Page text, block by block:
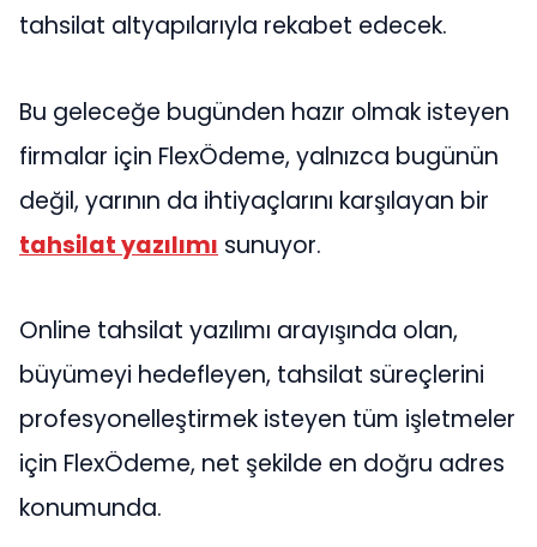
tahsilat altyapılarıyla rekabet edecek.
Bu geleceğe bugünden hazır olmak isteyen
firmalar için FlexÖdeme, yalnızca bugünün
değil, yarının da ihtiyaçlarını karşılayan bir
tahsilat yazılımı sunuyor.
Online tahsilat yazılımı arayışında olan,
büyümeyi hedefleyen, tahsilat süreçlerini
profesyonelleştirmek isteyen tüm işletmeler
için FlexÖdeme, net şekilde en doğru adres
konumunda.